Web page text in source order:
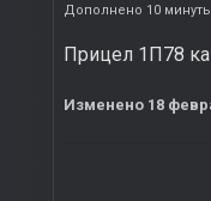
Дополнено 10
Прицел 1П78
Изменено 18